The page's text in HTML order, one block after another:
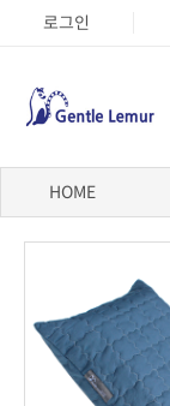
로그인
HOME